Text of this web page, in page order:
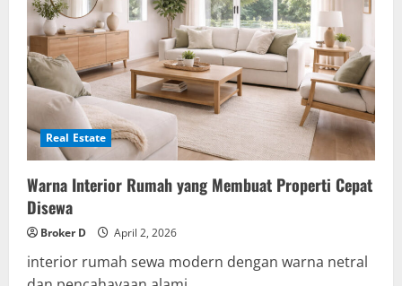
Real Estate
Warna Interior Rumah yang Membuat Properti Cepat
Disewa
Broker D April 2, 2026
interior rumah sewa modern dengan warna netral